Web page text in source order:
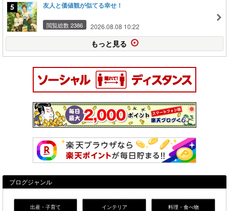
友人と価値観が似てる幸せ！
閲覧総数 2386 2026.08.08 10:22
もっと見る
ブログジャンル
出産・子育て インテリア 料理・食べ物